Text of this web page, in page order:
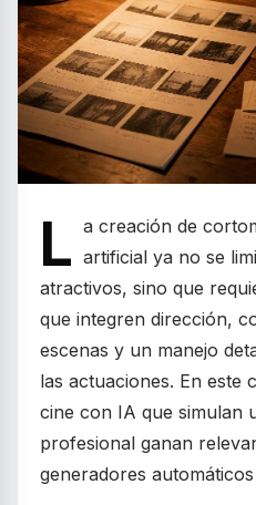
L a creación de
artificial ya no se
atractivos, sino que
que integren dirección,
escenas y un manejo
las actuaciones. En este
cine con IA que simulan
profesional ganan
generadores